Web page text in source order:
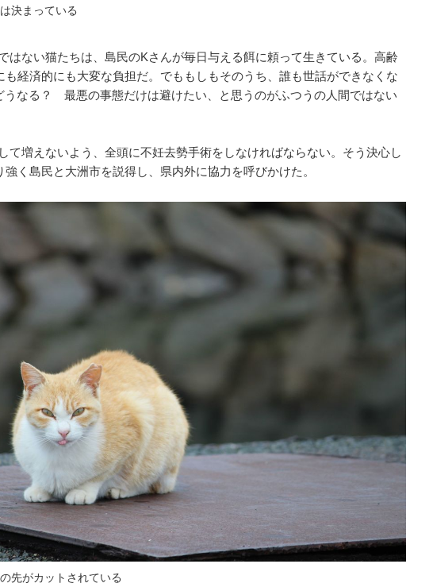
決まっている
はない猫たちは、島民のKさんが毎日与える餌に頼って生きている。高齢
経済的にも大変な負担だ。でももしもそのうち、誰も世話ができなくな
うなる？ 最悪の事態だけは避けたい、と思うのがふつうの人間ではない
て増えないよう、全頭に不妊去勢手術をしなければならない。そう決心し
く島民と大洲市を説得し、県内外に協力を呼びかけた。
先がカットされている